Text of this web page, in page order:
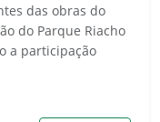
das obras do
do Parque Riacho
a participação